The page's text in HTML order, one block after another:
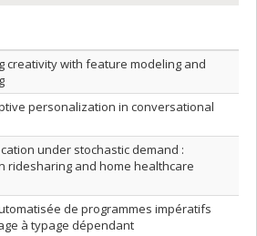
order
title in ascending order
creativity with feature modeling and
personalization in conversational
under stochastic demand :
ridesharing and home healthcare
de programmes impératifs
à typage dépendant